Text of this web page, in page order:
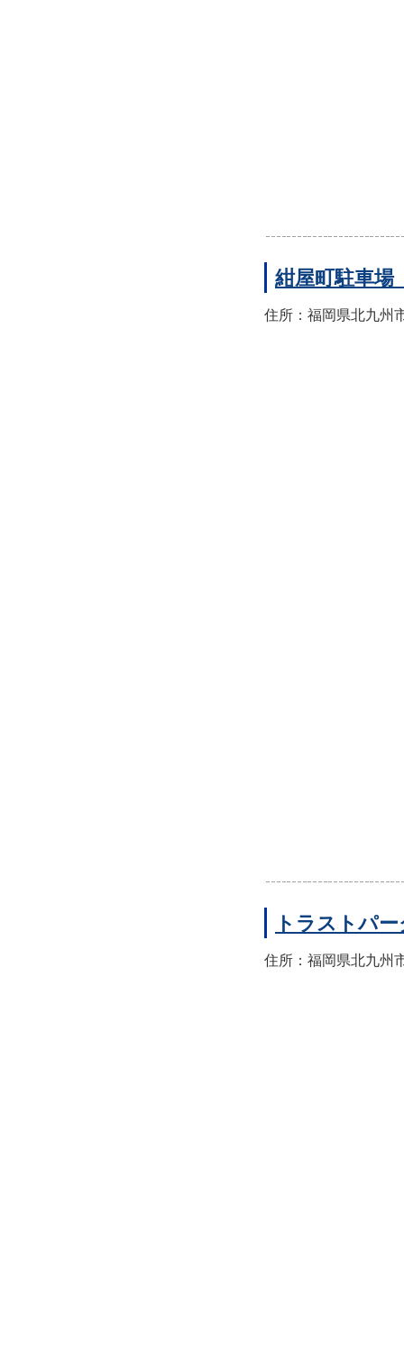
紺屋町駐車場
住所：福岡県北九州
トラストパ
住所：福岡県北九州